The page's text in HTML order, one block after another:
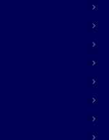
ข้าว